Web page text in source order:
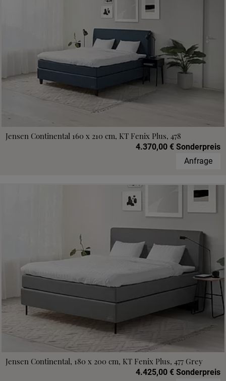
Jensen Continental 160 x 210 cm, KT Fenix Plus, 478
4.370,00 € Sonderpreis
Anfrage
Jensen Continental, 180 x 200 cm, KT Fenix Plus, 477 Grey
4.425,00 € Sonderpreis